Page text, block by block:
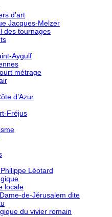
d’art
Jacques-Melzer
des tournages
Aygulf
métrage
d’Azur
Fréjus
Léotard
locale
de-Jérusalem dite
du vivier romain